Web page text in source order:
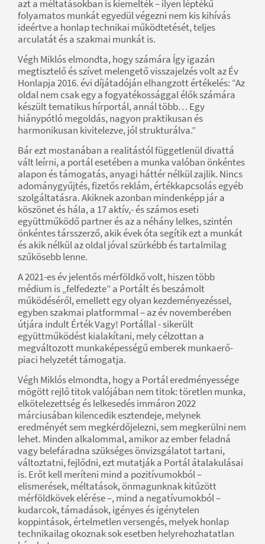
azt a méltatásokban is kiemelték – ilyen léptékű
folyamatos munkát egyedül végezni nem kis kihívás
ideértve a honlap technikai működtetését, teljes
arculatát és a szakmai munkát is.
Végh Miklós elmondta, hogy számára Így igazán
megtisztelő és szívet melengető visszajelzés volt az Év
Honlapja 2016. évi díjátadóján elhangzott értékelés: “Az
oldal nem csak egy a fogyatékossággal élők számára
készült tematikus hírportál, annál több… Egy
hiánypótló megoldás, nagyon praktikusan és
harmonikusan kivitelezve, jól strukturálva.”
Bár ezt mostanában a realitástól függetlenül divattá
vált leírni, a portál esetében a munka valóban önkéntes
alapon és támogatás, anyagi háttér nélkül zajlik. Nincs
adománygyűjtés, fizetős reklám, értékkapcsolás egyéb
szolgáltatásra. Akiknek azonban mindenképp jár a
köszönet és hála, a 17 aktív,- és számos eseti
együttműködő partner és az a néhány lelkes, szintén
önkéntes társszerző, akik évek óta segítik ezt a munkát
és akik nélkül az oldal jóval szürkébb és tartalmilag
szűkösebb lenne.
A 2021-es év jelentős mérföldkő volt, hiszen több
médium is „felfedezte” a Portált és beszámolt
működéséről, emellett egy olyan kezdeményezéssel,
egyben szakmai platformmal – az év novemberében
útjára indult Érték Vagy! Portállal - sikerült
együttműködést kialakítani, mely célzottan a
megváltozott munkaképességű emberek munkaerő-
piaci helyzetét támogatja.
Végh Miklós elmondta, hogy a Portál eredményessége
mögött rejlő titok valójában nem titok: töretlen munka,
elkötelezettség és lelkesedés immáron 2022
márciusában kilencedik esztendeje, melynek
eredményét sem megkérdőjelezni, sem megkerülni nem
lehet. Minden alkalommal, amikor az ember feladná
vagy belefáradna szükséges önvizsgálatot tartani,
változtatni, fejlődni, ezt mutatják a Portál átalakulásai
is. Erőt kell meríteni mind a pozitívumokból –
elismerések, méltatások, önmagunknak kitűzött
mérföldkövek elérése –, mind a negatívumokból –
kudarcok, támadások, igényes és igénytelen
koppintások, értelmetlen versengés, melyek honlap
technikailag okoznak sok esetben helyrehozhatatlan